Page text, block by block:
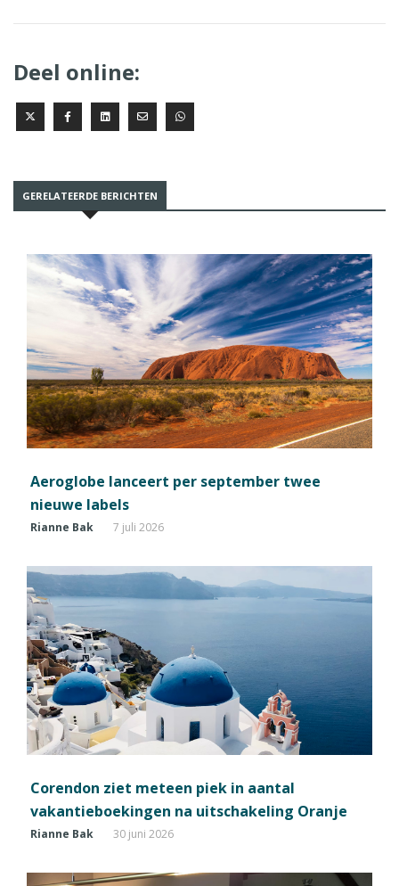
Deel online:
GERELATEERDE BERICHTEN
Aeroglobe lanceert per september twee
nieuwe labels
Rianne Bak 7 juli 2026
Corendon ziet meteen piek in aantal
vakantieboekingen na uitschakeling Oranje
Rianne Bak 30 juni 2026